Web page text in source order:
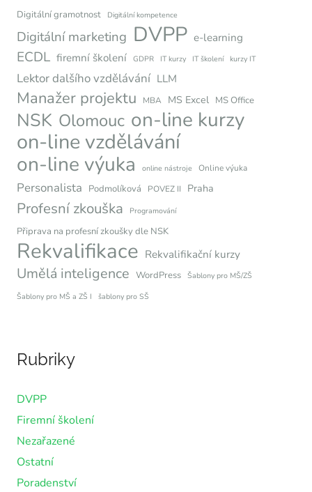
Digitální gramotnost Digitální kompetence
Digitální marketing DVPP e-learning
ECDL firemní školení GDPR IT kurzy IT školení kurzy IT
Lektor dalšího vzdělávání LLM
Manažer projektu MBA MS Excel MS Office
NSK Olomouc on-line kurzy
on-line vzdělávání
on-line výuka online nástroje Online výuka
Personalista Podmolíková POVEZ II Praha
Profesní zkouška Programování
Připrava na profesní zkoušky dle NSK
Rekvalifikace Rekvalifikační kurzy
Umělá inteligence WordPress Šablony pro MŠ/ZŠ
Šablony pro MŠ a ZŠ I
šablony pro SŠ
Rubriky
DVPP
Firemní školení
Nezařazené
Ostatní
Poradenství